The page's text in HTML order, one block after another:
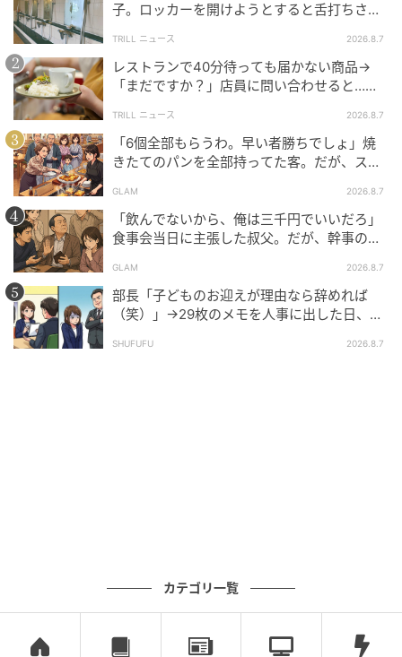
※ベビーカレンダーが独自に実施したアンケートで集
めた読者様の体験談をもとに記事化しています（回答
時期：2025年8月）
※AI生成画像を使用しています。
ムーンカレンダー編集室では、女性の体を知って、毎
月をもっとラクに快適に、女性の一生をサポートする
記事を配信しています。すべての女性の毎日がもっと
ラクに楽しくなりますように！
ベビーカレンダー編集部／ムーンカレンダー編集室
元記事で読む
子。ロッカーを開けようとすると舌打ちさ
中で拍手」
TRILL ニュース 2026.8.7
レストランで40分待っても届かない商品→
「まだですか？」店員に問い合わせると…そ
せん」
TRILL ニュース 2026.8.7
「6個全部もらうわ。早い者勝ちでしょ」焼
きたてのパンを全部持ってた客。だが、スタ
GLAM 2026.8.7
「飲んでないから、俺は三千円でいいだろ」
食事会当日に主張した叔父。だが、幹事のい
GLAM 2026.8.7
部長「子どものお迎えが理由なら辞めれば
（笑）」→29枚のメモを人事に出した日、部
SHUFUFU 2026.8.7
カテゴリ一覧